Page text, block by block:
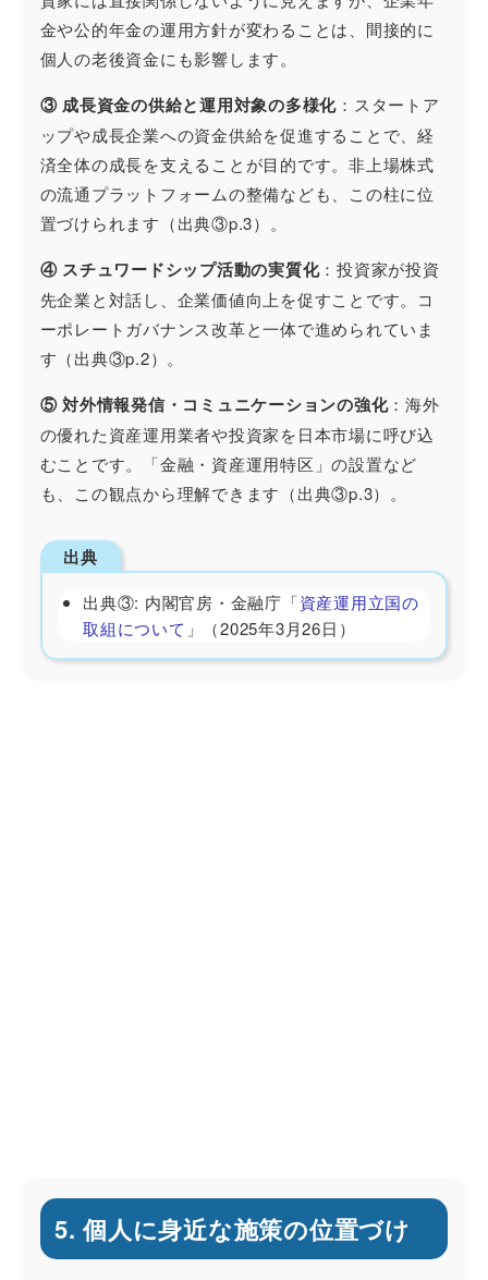
金や公的年金の運用方針が変わることは、間接的に
個人の老後資金にも影響します。
③ 成長資金の供給と運用対象の多様化 ：スタートア
ップや成長企業への資金供給を促進することで、経
済全体の成長を支えることが目的です。非上場株式
の流通プラットフォームの整備なども、この柱に位
置づけられます（出典③p.3）。
④ スチュワードシップ活動の実質化：投資家が投資
先企業と対話し、企業価値向上を促すことです。コ
ーポレートガバナンス改革と一体で進められていま
す（出典③p.2）。
⑤ 対外情報発信・コミュニケーションの強化：海外
の優れた資産運用業者や投資家を日本市場に呼び込
むことです。「金融・資産運用特区」の設置など
も、この観点から理解できます（出典③p.3）。
出典
出典③: 内閣官房・金融庁「資産運用立国の
取組について 」（2025年3月26日）
5. 個人に身近な施策の位置づけ